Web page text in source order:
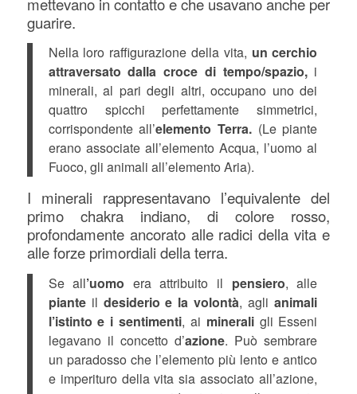
guarire.
Nella loro raffigurazione della vita, un cerchio
attraversato dalla croce di tempo/spazio,i
minerali, al pari degli altri, occupano uno dei
quattro spicchi perfettamente simmetrici,
corrispondente all’elemento Terra.(Le piante
erano associate all’elemento Acqua, l’uomo al
Fuoco, gli animali all’elemento Aria).
I minerali rappresentavano l’equivalente del
primo chakra indiano, di colore rosso,
profondamente ancorato alle radici della vita e
alle forze primordiali della terra.
Se all’uomo era attribuito il pensiero, alle
pianteil desiderio e la volontà, aglianimali
l’istinto e i sentimenti, ai mineraligli Esseni
legavano il concetto d’azione. Può sembrare
un paradosso che l’elemento più lento e antico
e imperituro della vita sia associato all’azione,